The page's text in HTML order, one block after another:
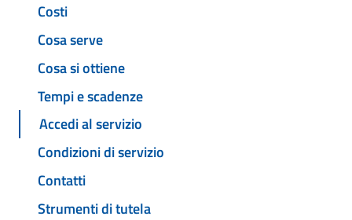
Costi
Cosa serve
Cosa si ottiene
Tempi e scadenze
Accedi al servizio
Condizioni di servizio
Contatti
Strumenti di tutela